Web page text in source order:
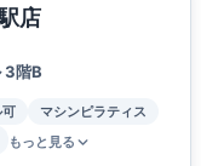
店
3階B
可
マシンピラティス
もっと見る